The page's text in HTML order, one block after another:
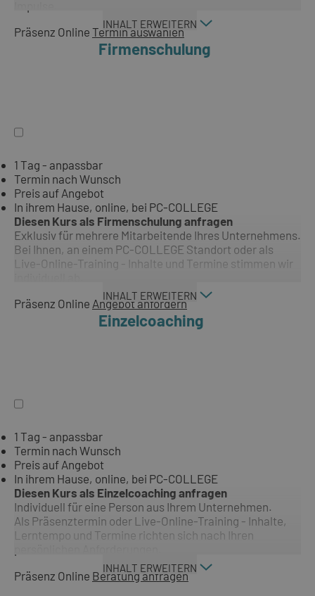
INHALT ERWEITERN
Präsenz Online Termin auswählen
Firmenschulung
1 Tag - anpassbar
Termin nach Wunsch
Preis auf Angebot
In ihrem Hause, online, bei PC-COLLEGE
Diesen Kurs als Firmenschulung anfragen
Exklusiv für mehrere Mitarbeitende Ihres Unternehmens.
Bei Ihnen, an einem PC-COLLEGE Standort oder als
Live-Online-Training - Inhalte und Termine stimmen wir
INHALT ERWEITERN
Präsenz Online Angebot anfordern
Einzelcoaching
1 Tag - anpassbar
Termin nach Wunsch
Preis auf Angebot
In ihrem Hause, online, bei PC-COLLEGE
Diesen Kurs als Einzelcoaching anfragen
Individuell für eine Person aus Ihrem Unternehmen.
Als Präsenztermin oder Live-Online-Training - Inhalte,
Lerntempo und Termine richten sich nach Ihren
INHALT ERWEITERN
Präsenz Online Beratung anfragen